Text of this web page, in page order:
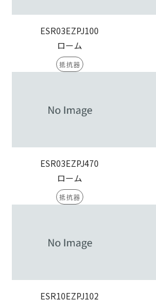
ESR03EZPJ100
ローム
抵抗器
ESR03EZPJ470
ローム
抵抗器
ESR10EZPJ102